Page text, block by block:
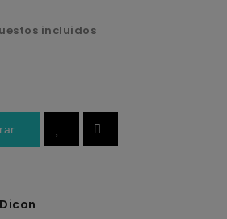
incluidos